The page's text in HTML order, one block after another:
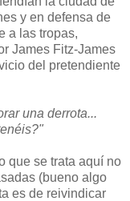
y en defensa de
a las tropas,
James Fitz-James
del pretendiente
una derrota...
que se trata aquí no
(bueno algo
es de reivindicar